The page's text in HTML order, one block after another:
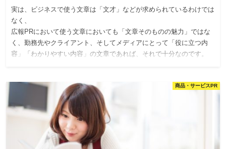
実は、ビジネスで使う文章は「文才」などが求められているわけでは
なく、
広報PRにおいて使う文章においても「文章そのものの魅力」ではな
く、勤務先やクライアント、そしてメディアにとって「役に立つ内
容」「わかりやすい内容」の文章であれば、それで十分なのです。
商品・サービスPR